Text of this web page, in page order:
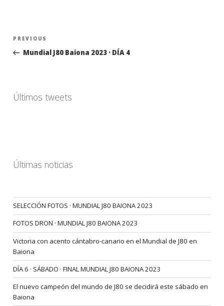
Navegación
entradas
Previous
Post
PREVIOUS
Mundial J80 Baiona 2023 · DÍA 4
Últimos tweets
Últimas noticias
SELECCIÓN FOTOS · MUNDIAL J80 BAIONA 2023
FOTOS DRON · MUNDIAL J80 BAIONA 2023
Victoria con acento cántabro-canario en el Mundial de J80 en
Baiona
DÍA 6 · SÁBADO · FINAL MUNDIAL J80 BAIONA 2023
El nuevo campeón del mundo de J80 se decidirá este sábado en
Baiona